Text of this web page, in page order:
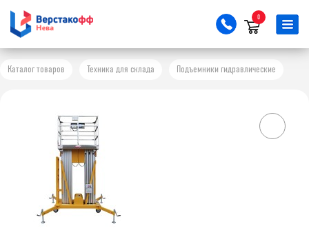
0
Каталог товаров Техника для склада Подъемники гидравлические